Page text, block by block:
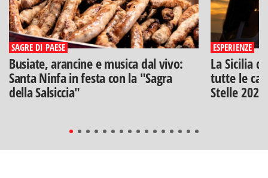
SAGRE DI PAESE
Busiate, arancine e musica dal vivo:
Santa Ninfa in festa con la "Sagra
della Salsiccia"
ESPERIENZE
La Sicilia
tutte le
Stelle